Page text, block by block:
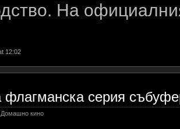
На
12:02
флагманска серия
Домашно кино